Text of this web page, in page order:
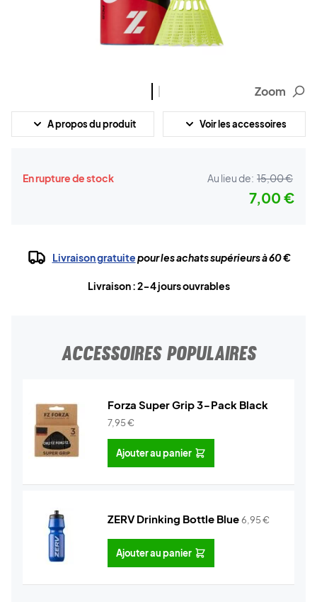
Zoom
A propos du produit Voir les accessoires
En rupture de stock Au lieu de: 15,00 €
7,00 €
Livraison gratuitepour les achats supérieurs à 60 €
Livraison : 2-4 jours ouvrables
ACCESSOIRES POPULAIRES
Forza Super Grip 3-Pack Black
7,95€
Ajouter au panier
ZERV Drinking Bottle Blue6,95€
Ajouter au panier